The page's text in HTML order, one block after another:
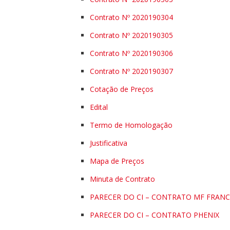
Contrato Nº 2020190304
Contrato Nº 2020190305
Contrato Nº 2020190306
Contrato Nº 2020190307
Cotação de Preços
Edital
Termo de Homologação
Justificativa
Mapa de Preços
Minuta de Contrato
PARECER DO CI – CONTRATO MF
PARECER DO CI – CONTRATO PHENIX